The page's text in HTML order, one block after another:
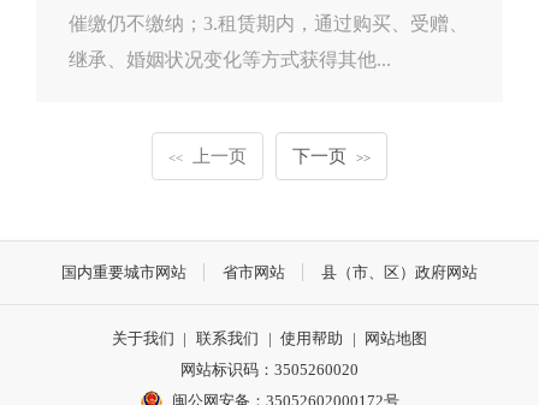
催缴仍不缴纳；3.租赁期内，通过购买、受赠、
继承、婚姻状况变化等方式获得其他...
<< 上一页 下一页 >>
国内重要城市网站 省市网站 县（市、区）政府网站
关于我们 | 联系我们 | 使用帮助 |
网站地图
网站标识码：3505260020
闽公网安备：35052602000172号